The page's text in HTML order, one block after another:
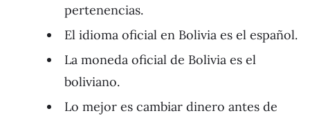
pertenencias.
El idioma oficial en Bolivia es el español.
La moneda oficial de Bolivia es el
boliviano.
Lo mejor es cambiar dinero antes de